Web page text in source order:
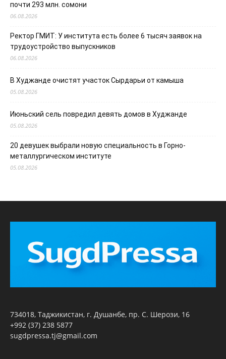
почти 293 млн. сомони
06.08.2026
Ректор ГМИТ: У института есть более 6 тысяч заявок на
трудоустройство выпускников
06.08.2026
В Худжанде очистят участок Сырдарьи от камыша
05.08.2026
Июньский сель повредил девять домов в Худжанде
05.08.2026
20 девушек выбрали новую специальность в Горно-
металлургическом институте
05.08.2026
734018, Таджикистан, г. Душанбе, пр. С. Шерози, 16
+992 (37) 238 5877
sugdpressa.tj@gmail.com